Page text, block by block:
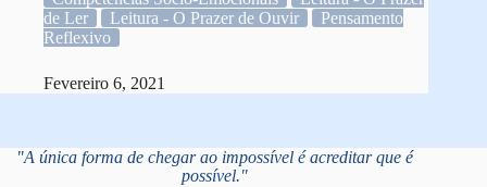
de Ler
Leitura - O Prazer de Ouvir
Pensamento
Reflexivo
Fevereiro 6, 2021
"A única forma de chegar ao impossível é acreditar que é
possível."